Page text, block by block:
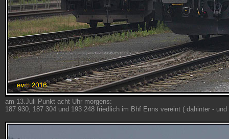
am 13.Juli Punkt acht Uhr morgens:
187 930, 187 304 und 193 248 friedlich im Bhf Enns vereint ( dahinter -